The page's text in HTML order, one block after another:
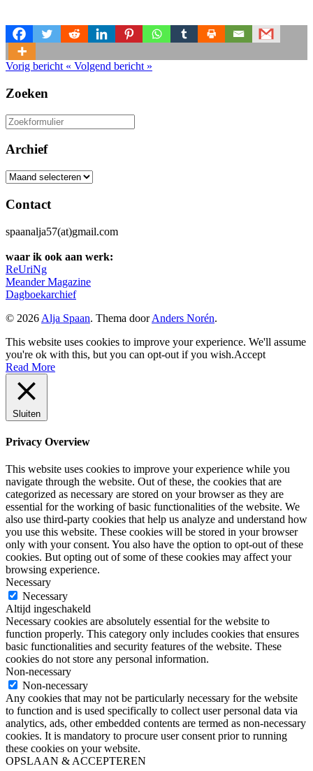
Vorig bericht « Volgend bericht »
Zoeken
Zoeken
naar:
Archief
Archief
Contact
spaanalja57(at)gmail.com
waar ik ook aan werk:
ReUriNg
Meander Magazine
Dagboekarchief
© 2026 Alja Spaan. Thema doorAnders Norén.
This website uses cookies to improve your experience. We'll assume
you're ok with this, but you can opt-out if you wish.Accept
Read More
Sluiten
Privacy Overview
This website uses cookies to improve your experience while you
navigate through the website. Out of these, the cookies that are
categorized as necessary are stored on your browser as they are
essential for the working of basic functionalities of the website. We
also use third-party cookies that help us analyze and understand how
you use this website. These cookies will be stored in your browser
only with your consent. You also have the option to opt-out of these
cookies. But opting out of some of these cookies may affect your
browsing experience.
Necessary
Necessary
Altijd ingeschakeld
Necessary cookies are absolutely essential for the website to
function properly. This category only includes cookies that ensures
basic functionalities and security features of the website. These
cookies do not store any personal information.
Non-necessary
Non-necessary
Any cookies that may not be particularly necessary for the website
to function and is used specifically to collect user personal data via
analytics, ads, other embedded contents are termed as non-necessary
cookies. It is mandatory to procure user consent prior to running
these cookies on your website.
OPSLAAN & ACCEPTEREN